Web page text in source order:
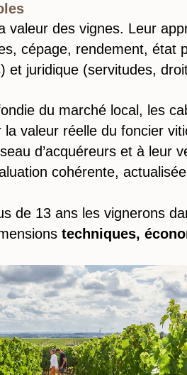
valeur des vignes. Leur
cépage, rendement, état
et juridique (servitudes,
du marché local, les
la valeur réelle du foncier
d’acquéreurs et à leur
cohérente,
de 13 ans les vignerons
techniques,